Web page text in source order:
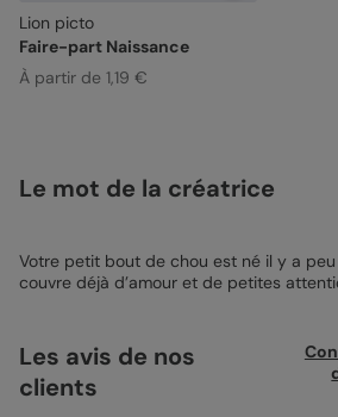
Lion picto
Faire-part Naissance
À partir de 1,19 €
Le mot de la créatrice
Votre petit bout de chou est né il y a
couvre déjà d’amour et de petites
parfaits pour réaliser cela. Si la nature et
thèmes que vous appréciez, vous pouvez
lion qui pourra accueillir une jolie photo
Les avis de nos
clients